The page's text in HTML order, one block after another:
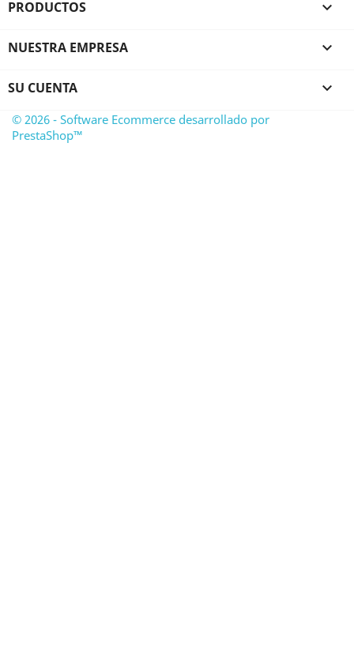
PRODUCTOS 
NUESTRA EMPRESA 
SU CUENTA 
© 2026 - Software Ecommerce desarrollado por
PrestaShop™